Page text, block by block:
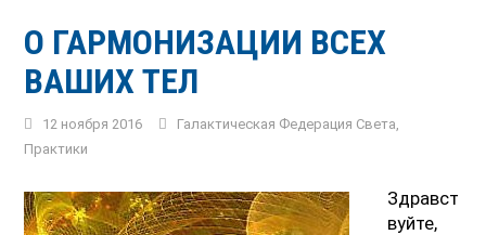
О ГАРМОНИЗАЦИИ ВСЕХ
ВАШИХ ТЕЛ
12 ноября 2016 Галактическая Федерация Света
Практики
Здравст
вуйте,